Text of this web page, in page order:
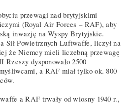
przewagi nad brytyjskimi
(Royal Air Forces – RAF), aby
inwazję na Wyspy Brytyjskie.
Sił Powietrznych Luftwaffe, liczył na
że Niemcy mieli liczebną przewagę
dysponowało 2500
a RAF miał tylko ok. 800
a RAF trwały od wiosny 1940 r.,